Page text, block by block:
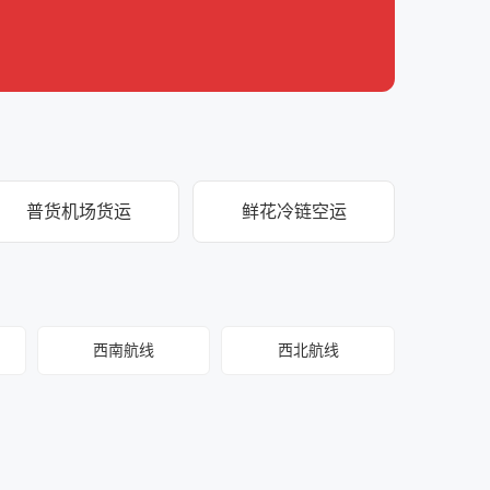
普货机场货运 鲜花冷链空运
西南航线 西北航线